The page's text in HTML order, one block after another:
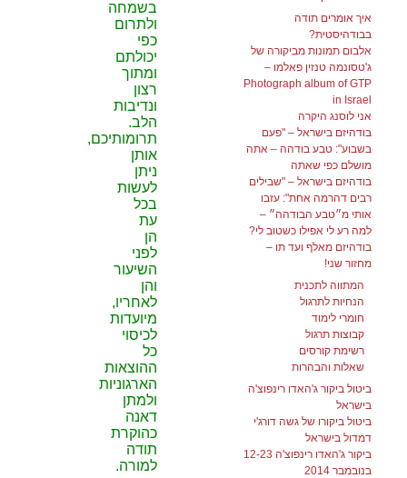
איך אומרים תודה
בבודהיסטית?
אלבום תמונות מביקורה של
ג'טסונמה טנזין פאלמו –
Photograph album of GTP
in Israel
אני לוסנג היקרה
בודהיזם בישראל – "פעם
בשבוע": טבע בודהה – אתה
מושלם כפי שאתה
בודהיזם בישראל – "שבילים
רבים דהרמה אחת": עזבו
אותי מ״טבע הבודהה״ –
למה רע לי אפילו כשטוב לי?
בודהיזם מאלף ועד תו –
מחזור שני!
המתווה לתכנית
הנחיות לתרגול
חומרי לימוד
קבוצות תרגול
רשימת קורסים
שאלות והבהרות
ביטול ביקור ג'האדו רינפוצ'ה
בישראל
ביטול ביקורו של גשה דורג'י
דמדול בישראל
ביקור ג'האדו רינפוצ'ה 12-23
בנובמבר 2014
בשמחה
ולתרום
כפי
יכולתם
ומתוך
רצון
ונדיבות
הלב.
תרומותיכם,
אותן
ניתן
לעשות
בכל
עת
הן
לפני
השיעור
והן
לאחריו,
מיועדות
לכיסוי
כל
ההוצאות
הארגוניות
ולמתן
דאנה
כהוקרת
תודה
למורה.